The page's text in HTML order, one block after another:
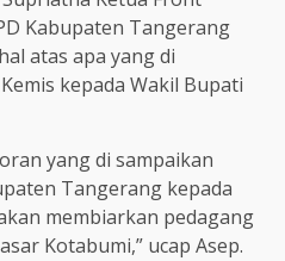
Kabupaten Tangerang
atas apa yang di
kepada Wakil Bupati
yang di sampaikan
Tangerang kepada
membiarkan pedagang
Kotabumi,” ucap Asep.